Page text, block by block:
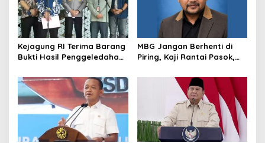
Kejagung RI Terima Barang
Bukti Hasil Penggeledahan
Keaslian
MBG Jangan Berhenti di
Piring, Kaji Rantai Pasok,
Ekonomi Lokal